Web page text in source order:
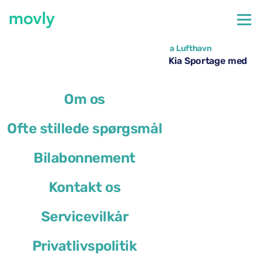
Om os
Ofte stillede spørgsmål
Bilabonnement
Kontakt os
Servicevilkår
Privatlivspolitik
Alle tilgængelige biler i Milano Malpensa Lufthavn
Billeje i Milano Malpensa Lufthavn – Kia Sportage med